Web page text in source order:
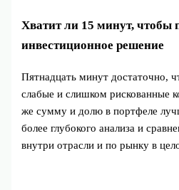
Хватит ли 15 минут, чтобы
инвестиционное решение
Пятнадцать минут достаточно,
слабые и слишком рискованные
же сумму и долю в портфеле
более глубокого анализа и
внутри отрасли и по рынку в